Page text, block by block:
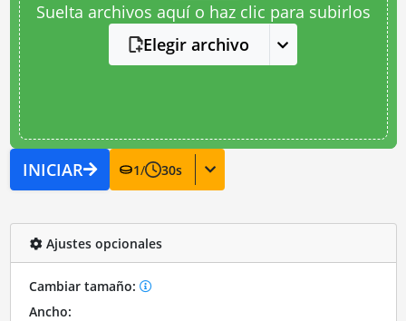
Suelta archivos aquí o haz clic para subirlos
Elegir archivo
INICIAR 1/ 30s
Ajustes opcionales
Cambiar tamaño:
Ancho: